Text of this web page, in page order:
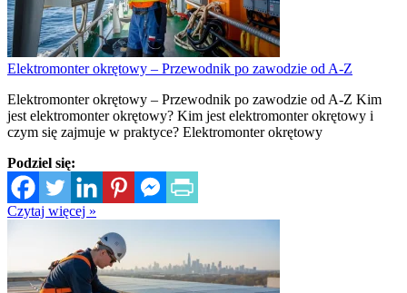
Elektromonter okrętowy – Przewodnik po zawodzie od A-Z
Elektromonter okrętowy – Przewodnik po zawodzie od A-Z Kim
jest elektromonter okrętowy? Kim jest elektromonter okrętowy i
czym się zajmuje w praktyce? Elektromonter okrętowy
Podziel się:
Czytaj więcej »